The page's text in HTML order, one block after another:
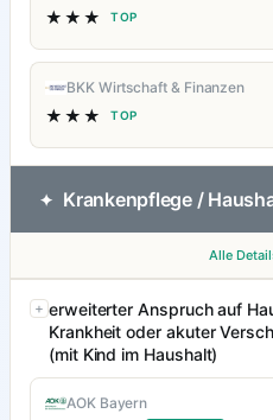
★★★ TOP
BKK Wirtschaft & Finanzen
★★★ TOP
✦ Krankenpflege /
Alle
erweiterter Anspruch auf
Krankheit oder akuter
(mit Kind im Haushalt)
AOK Bayern